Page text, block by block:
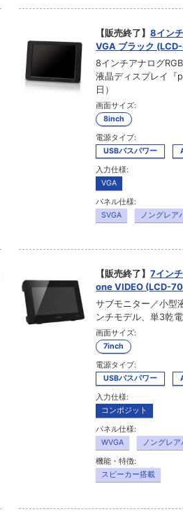
【販売終了】8イン
VGA ブラック
8インチアナログ
液晶ディスプレイ『
日）
画面サイズ:
8inch
電源タイプ:
USBバスパワー
入力仕様:
VGA
パネル仕様:
SVGA
ノングレア
【販売終了】7イン
one VIDEO (LCD-
サブモニター／小型
ンチモデル、単3乾
画面サイズ:
7inch
電源タイプ:
USBバスパワー
入力仕様:
コンポジット
パネル仕様:
WVGA
ノングレ
機能・特徴:
スピーカー搭載